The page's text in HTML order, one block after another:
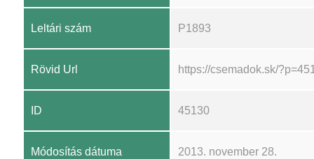
Leltári szám P1893
Rövid Url https://csemadok.sk/
ID 45130
Módosítás dátuma 2013. november 28.